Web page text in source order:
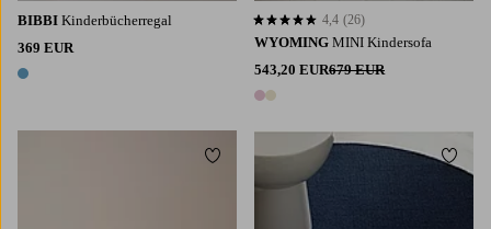
BIBBI Kinderbücherregal
369 EUR
1 Farbe
WYOMING MINI Kindersofa
543,20 EUR679 EUR
2 Farben
4,4 basierend auf 26 Bewertungen
4,4 (26)
Zu Favoriten hinzufügen Zu